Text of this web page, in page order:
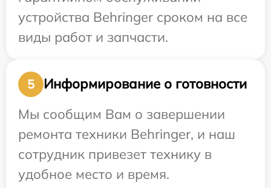
устройства Behringer сроком на все
виды работ и запчасти.
5
Информирование о готовности
Мы сообщим Вам о завершении
ремонта техники Behringer, и наш
сотрудник привезет технику в
удобное место и время.